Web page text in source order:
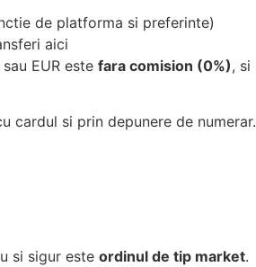
de platforma si preferinte)
aici
EUR estefara comision (0%), si
cardul si prin depunere de numerar.
si sigur este ordinul de tip market.